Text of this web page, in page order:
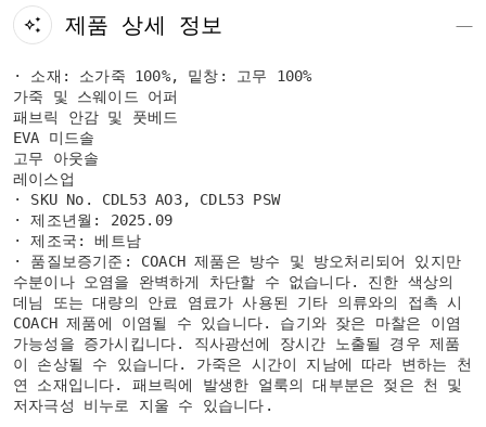
제품 상세 정보
· 소재: 소가죽 100%, 밑창: 고무 100%
가죽 및 스웨이드 어퍼
패브릭 안감 및 풋베드
EVA 미드솔
고무 아웃솔
레이스업
· SKU No. CDL53 AO3, CDL53 PSW
· 제조년월: 2025.09
· 제조국: 베트남
· 품질보증기준: COACH 제품은 방수 및 방오처리되어 있지만
수분이나 오염을 완벽하게 차단할 수 없습니다. 진한 색상의
데님 또는 대량의 안료 염료가 사용된 기타 의류와의 접촉 시
COACH 제품에 이염될 수 있습니다. 습기와 잦은 마찰은 이염
가능성을 증가시킵니다. 직사광선에 장시간 노출될 경우 제품
이 손상될 수 있습니다. 가죽은 시간이 지남에 따라 변하는 천
연 소재입니다. 패브릭에 발생한 얼룩의 대부분은 젖은 천 및
저자극성 비누로 지울 수 있습니다.